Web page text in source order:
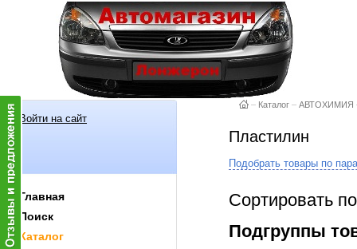
Войти на сайт
Главная
Поиск
Каталог
– Каталог – АВТОХИМИЯ
Пластилин
Подобрать товары по
Сортировать
Подгруппы